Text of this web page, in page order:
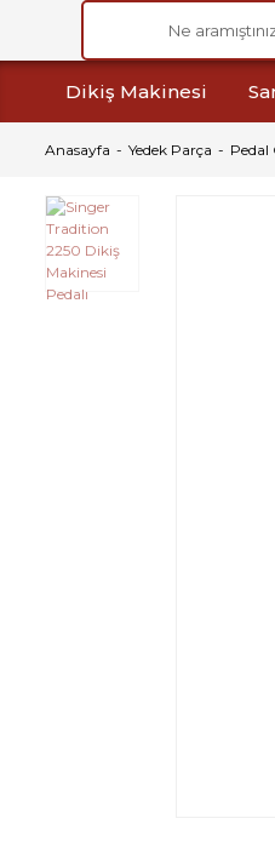
Dikiş Makinesi
Anasayfa Yedek Parça Pedal